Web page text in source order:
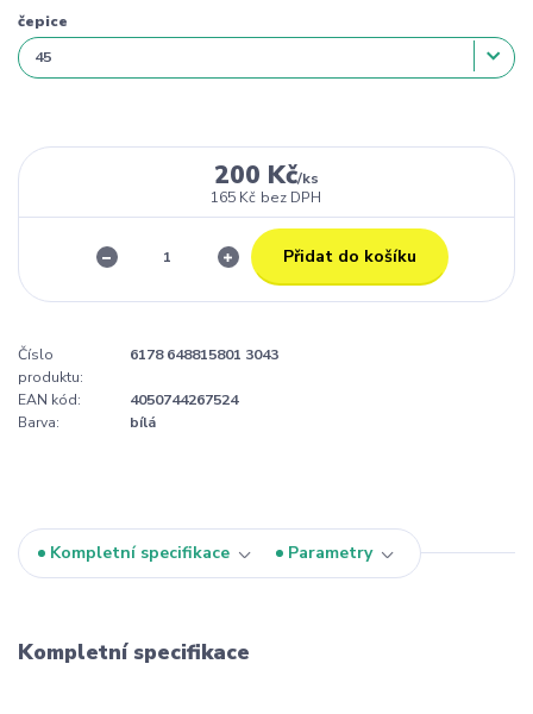
čepice
200 Kč/ks
165 Kč bez DPH
Přidat do košíku
Číslo
produktu:
6178 648815801 3043
EAN kód:
4050744267524
Barva:
bílá
Kompletní specifikace Parametry
Kompletní specifikace